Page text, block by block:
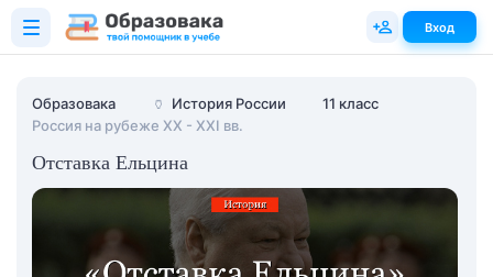
Образовака 🏺 История России
11 класс
Россия на рубеже XX - XXI вв.
Отставка Ельцина
Вход